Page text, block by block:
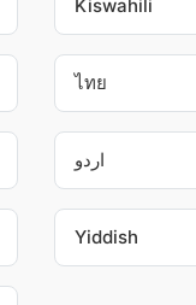
Kiswahili
ไทย
اردو
Yiddish